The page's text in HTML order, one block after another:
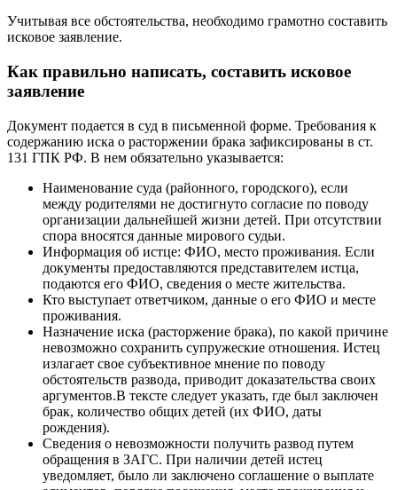
Учитывая все обстоятельства, необходимо грамотно составить
исковое заявление.
Как правильно написать, составить исковое
заявление
Документ подается в суд в письменной форме. Требования к
содержанию иска о расторжении брака зафиксированы в ст.
131 ГПК РФ. В нем обязательно указывается:
Наименование суда (районного, городского), если
между родителями не достигнуто согласие по поводу
организации дальнейшей жизни детей. При отсутствии
спора вносятся данные мирового судьи.
Информация об истце: ФИО, место проживания. Если
документы предоставляются представителем истца,
подаются его ФИО, сведения о месте жительства.
Кто выступает ответчиком, данные о его ФИО и месте
проживания.
Назначение иска (расторжение брака), по какой причине
невозможно сохранить супружеские отношения. Истец
излагает свое субъективное мнение по поводу
обстоятельств развода, приводит доказательства своих
аргументов.В тексте следует указать, где был заключен
брак, количество общих детей (их ФИО, даты
рождения).
Сведения о невозможности получить развод путем
обращения в ЗАГС. При наличии детей истец
уведомляет, было ли заключено соглашение о выплате